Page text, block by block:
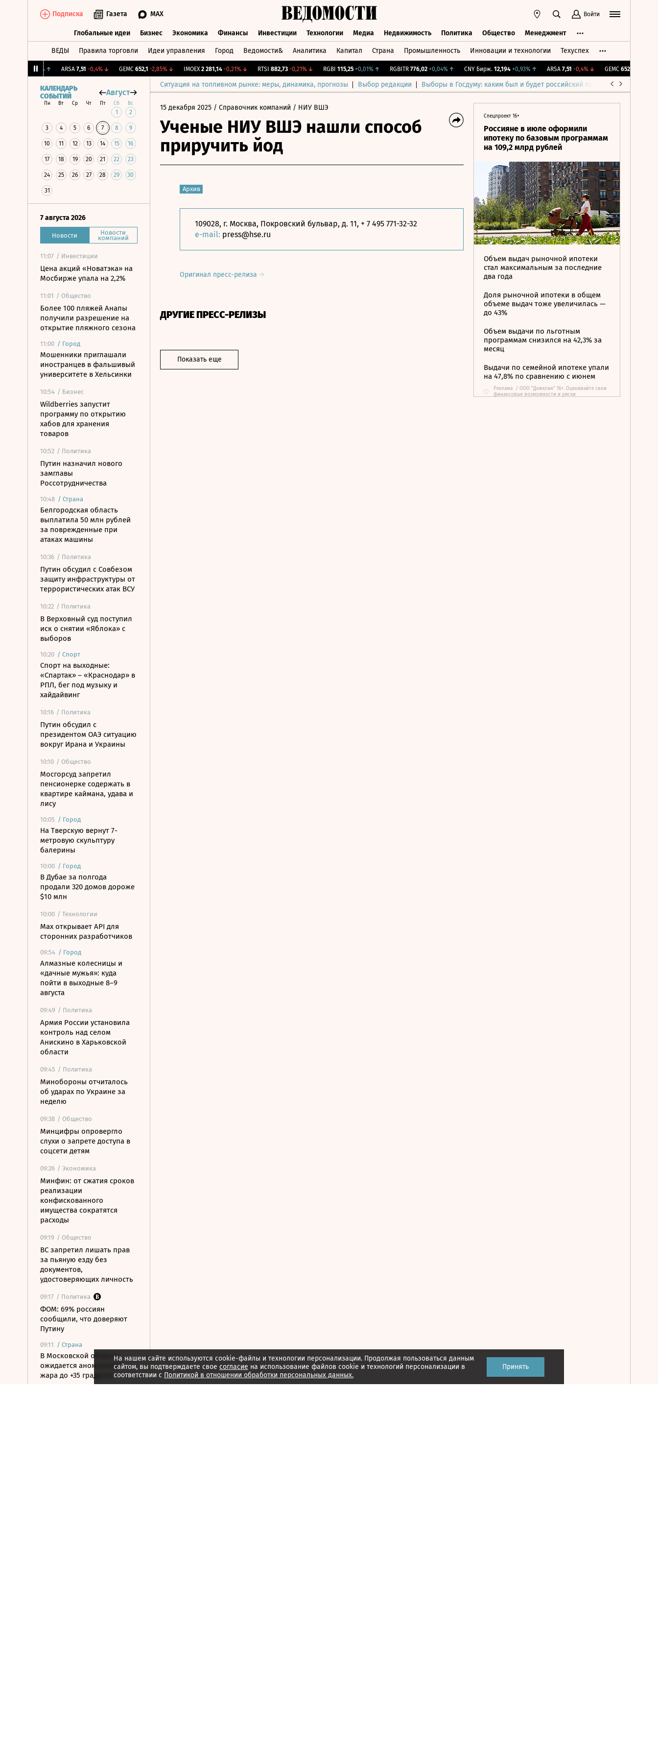
Подписка Газета MAX Войти
Глобальные идеи Бизнес Экономика Финансы Инвестиции Технологии Медиа Недвижимость Политика Общество Менеджмент
ВЕДЫ Правила торговли Идеи управления Город Ведомости& Аналитика Капитал Страна Промышленность Инновации и технологии Техуспех
ARSA 7,51 -0,4%↓ GEMC 652,1 -2,85%↓ IMOEX 2 281,14 -0,21%↓ RTSI 882,73 -0,21%↓ RGBI 115,25 +0,01%↑ RGBITR 776,02 +0,04%↑ CNY Бирж. 12,194 +0,93%↑ ARSA 7,51 -0,4%↓ GEMC 652,1 -2,85%
Ситуация на топливном рынке: меры, динамика, прогнозы Выбор редакции Выборы в Госдуму: каким был и будет российский парламент
КАЛЕНДАРЬ
СОБЫТИЙ
Август
Пн Вт Ср Чт Пт Сб Вс
1 2
3 4 5 6 7 8 9
10 11 12 13 14 15 16
17 18 19 20 21 22 23
24 25 26 27 28 29 30
31
7 августа 2026
Новости Новости
компаний
11:07 / Инвестиции
Цена акций «Новатэка» на
Мосбирже упала на 2,2%
11:01 / Общество
Более 100 пляжей Анапы
получили разрешение на
открытие пляжного сезона
11:00 / Город
Мошенники приглашали
иностранцев в фальшивый
университете в Хельсинки
10:54 / Бизнес
Wildberries запустит
программу по открытию
хабов для хранения
товаров
10:52 / Политика
Путин назначил нового
замглавы
Россотрудничества
10:48 / Страна
Белгородская область
выплатила 50 млн рублей
за поврежденные при
атаках машины
10:36 / Политика
Путин обсудил с Совбезом
защиту инфраструктуры от
террористических атак ВСУ
10:22 / Политика
В Верховный суд поступил
иск о снятии «Яблока» с
выборов
10:20 / Спорт
Спорт на выходные:
«Спартак» – «Краснодар» в
РПЛ, бег под музыку и
хайдайвинг
10:16 / Политика
Путин обсудил с
президентом ОАЭ ситуацию
вокруг Ирана и Украины
10:10 / Общество
Мосгорсуд запретил
пенсионерке содержать в
квартире каймана, удава и
лису
10:05 / Город
На Тверскую вернут 7-
метровую скульптуру
балерины
10:00 / Город
В Дубае за полгода
продали 320 домов дороже
$10 млн
10:00 / Технологии
Mах открывает API для
сторонних разработчиков
09:54 / Город
Алмазные колесницы и
«дачные мужья»: куда
пойти в выходные 8–9
августа
09:49 / Политика
Армия России установила
контроль над селом
Анискино в Харьковской
области
09:45 / Политика
Минобороны отчиталось
об ударах по Украине за
неделю
09:38 / Общество
Минцифры опровергло
слухи о запрете доступа в
соцсети детям
09:26 / Экономика
Минфин: от сжатия сроков
реализации
конфискованного
имущества сократятся
расходы
09:19 / Общество
ВС запретил лишать прав
за пьяную езду без
документов,
удостоверяющих личность
09:17 / Политика
ФОМ: 69% россиян
сообщили, что доверяют
Путину
09:11 / Страна
В Московской области
ожидается аномальная
жара до +35 градусов
15 декабря 2025 / Справочник компаний / НИУ ВШЭ
Ученые НИУ ВШЭ нашли способ
приручить йод
Архив
109028, г. Москва, Покровский бульвар, д. 11, + 7 495 771-32-32
e-mail: press@hse.ru
Оригинал пресс-релиза
ДРУГИЕ ПРЕСС-РЕЛИЗЫ
Показать еще
Спецпроект 16+
Россияне в июле оформили
ипотеку по базовым программам
на 109,2 млрд рублей
Объем выдач рыночной ипотеки
стал максимальным за последние
два года
Доля рыночной ипотеки в общем
объеме выдач тоже увеличилась —
до 43%
Объем выдачи по льготным
программам снизился на 42,3% за
месяц
Выдачи по семейной ипотеке упали
на 47,8% по сравнению с июнем
Реклама / ООО "Домклик" 16+. Оценивайте свои
финансовые возможности и риски
На нашем сайте используются cookie-файлы и технологии персонализации. Продолжая пользоваться данным
сайтом, вы подтверждаете свое согласие на использование файлов cookie и технологий персонализации в
соответствии с Политикой в отношении обработки персональных данных.
Принять